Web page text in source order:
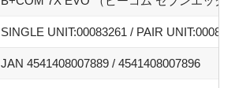
SINGLE UNIT:00083261 / PAIR
JAN 4541408007889 / 4541408007896